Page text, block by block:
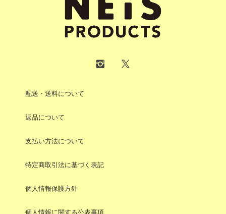
配送・送料について
返品について
支払い方法について
特定商取引法に基づく表記
個人情報保護方針
個人情報に関する公表事項